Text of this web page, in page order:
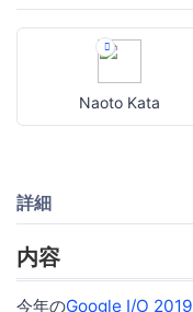
Naoto Kata
詳細
内容
今年のGoogle I/O 2019